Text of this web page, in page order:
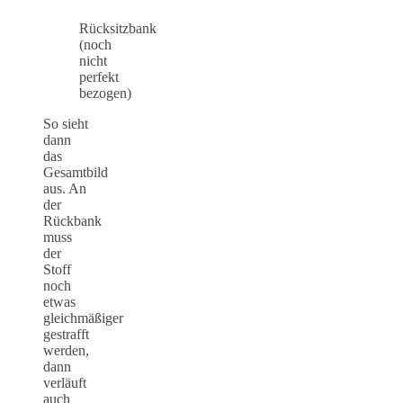
Rücksitzbank
(noch
nicht
perfekt
bezogen)
So sieht
dann
das
Gesamtbild
aus. An
der
Rückbank
muss
der
Stoff
noch
etwas
gleichmäßiger
gestrafft
werden,
dann
verläuft
auch